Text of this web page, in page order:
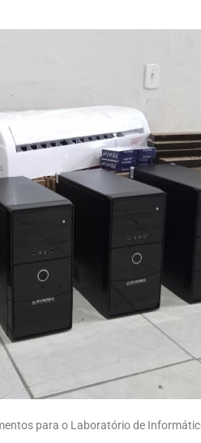
para o Laboratório de